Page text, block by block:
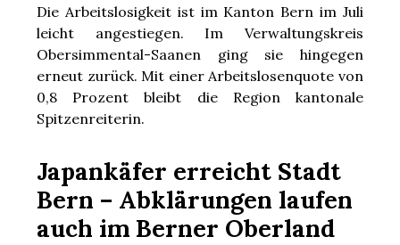
Die Arbeitslosigkeit ist im Kanton Bern im Juli
leicht angestiegen. Im Verwaltungskreis
Obersimmental-Saanen ging sie hingegen
erneut zurück. Mit einer Arbeitslosenquote von
0,8 Prozent bleibt die Region kantonale
Spitzenreiterin.
Japankäfer erreicht Stadt
Bern – Abklärungen laufen
auch im Berner Oberland